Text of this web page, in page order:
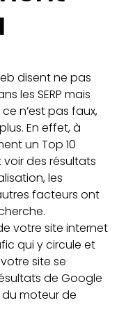
disent ne pas
les SERP mais
n’est pas faux,
En effet, à
un Top 10
des résultats
les
facteurs ont
votre site internet
qui y circule et
site se
de Google
du moteur de